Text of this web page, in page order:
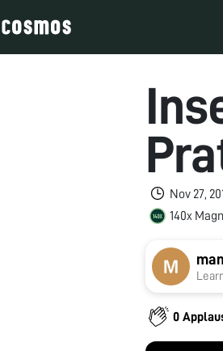
Nov 27,
140x
0